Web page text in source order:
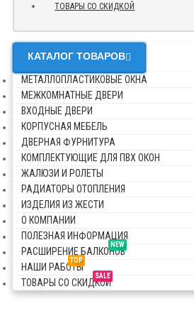
ТОВАРЫ СО СКИДКОЙ
КАТАЛОГ ТОВАРОВ
МЕТАЛЛОПЛАСТИКОВЫЕ ОКНА
МЕЖКОМНАТНЫЕ ДВЕРИ
ВХОДНЫЕ ДВЕРИ
КОРПУСНАЯ МЕБЕЛЬ
ДВЕРНАЯ ФУРНИТУРА
КОМПЛЕКТУЮЩИЕ ДЛЯ ПВХ ОКОН
ЖАЛЮЗИ И РОЛЕТЫ
РАДИАТОРЫ ОТОПЛЕНИЯ
ИЗДЕЛИЯ ИЗ ЖЕСТИ
О КОМПАНИИ
ПОЛЕЗНАЯ ИНФОРМАЦИЯ
NEW
РАСШИРЕНИЕ БАЛКОНОВ
TOP
НАШИ РАБОТЫ
SALE
ТОВАРЫ СО СКИДКОЙ